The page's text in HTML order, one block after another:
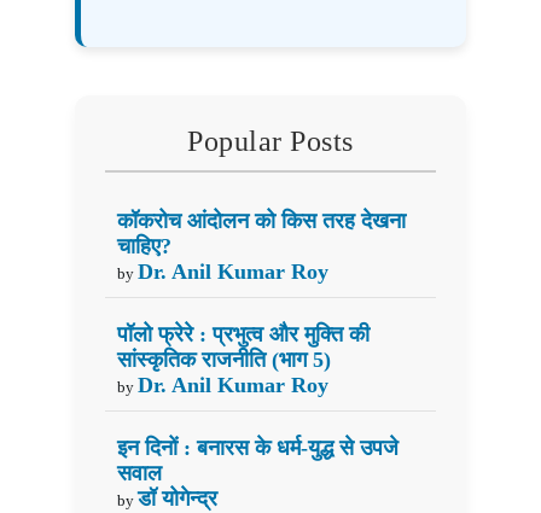
Popular Posts
कॉकरोच आंदोलन को किस तरह देखना
चाहिए?
by Dr. Anil Kumar Roy
पॉलो फ्रेरे : प्रभुत्व और मुक्ति की
सांस्कृतिक राजनीति (भाग 5)
by Dr. Anil Kumar Roy
इन दिनों : बनारस के धर्म-युद्ध से उपजे
सवाल
by डॉ योगेन्द्र